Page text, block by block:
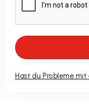
Hast du Probleme